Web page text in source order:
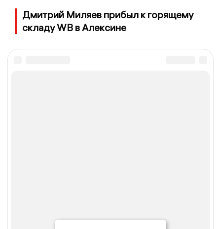
Дмитрий Миляев прибыл к горящему
складу WB в Алексине